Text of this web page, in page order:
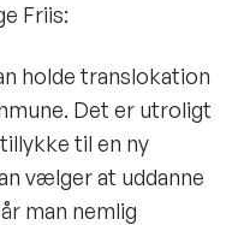
Friis:
holde translokation
Det er utroligt
til en ny
vælger at uddanne
man nemlig